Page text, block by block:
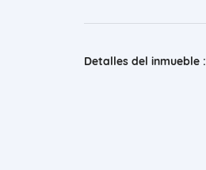
Detalles del inmueble :